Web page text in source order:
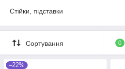
Стійки, підставки
Сортування 0
–22%